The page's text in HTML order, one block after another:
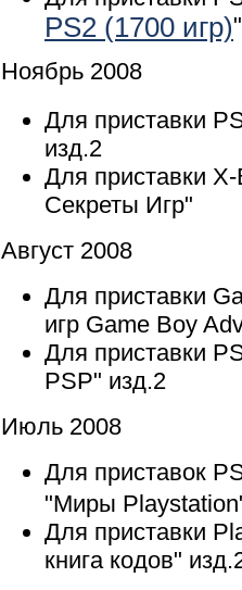
PS2 (1700 игр)"
Ноябрь 2008
Для приставки
изд.2
Для приставки
Секреты Игр"
Август 2008
Для приставки
игр Game Boy
Для приставки
PSP" изд.2
Июль 2008
Для приставок
"Миры
Для приставки
книга кодов"